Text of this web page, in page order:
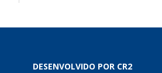
DESENVOLVIDO POR CR2